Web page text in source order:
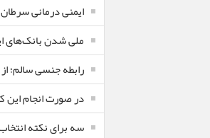
ایمنی درمانی
ملی شدن بانک‌های
رابطه جنسی سالم؛
در صورت انجام این
سه برای نکته